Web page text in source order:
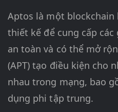
Aptos là một blockchain
thiết kế để cung cấp
an toàn và có thể mở
(APT) tạo điều kiện cho
nhau trong mạng, bao
dụng phi tập trung.